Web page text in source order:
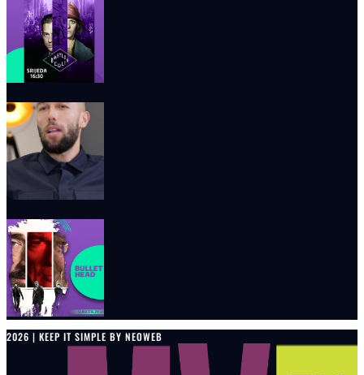
2026 | KEEP IT SIMPLE BY NEOWEB